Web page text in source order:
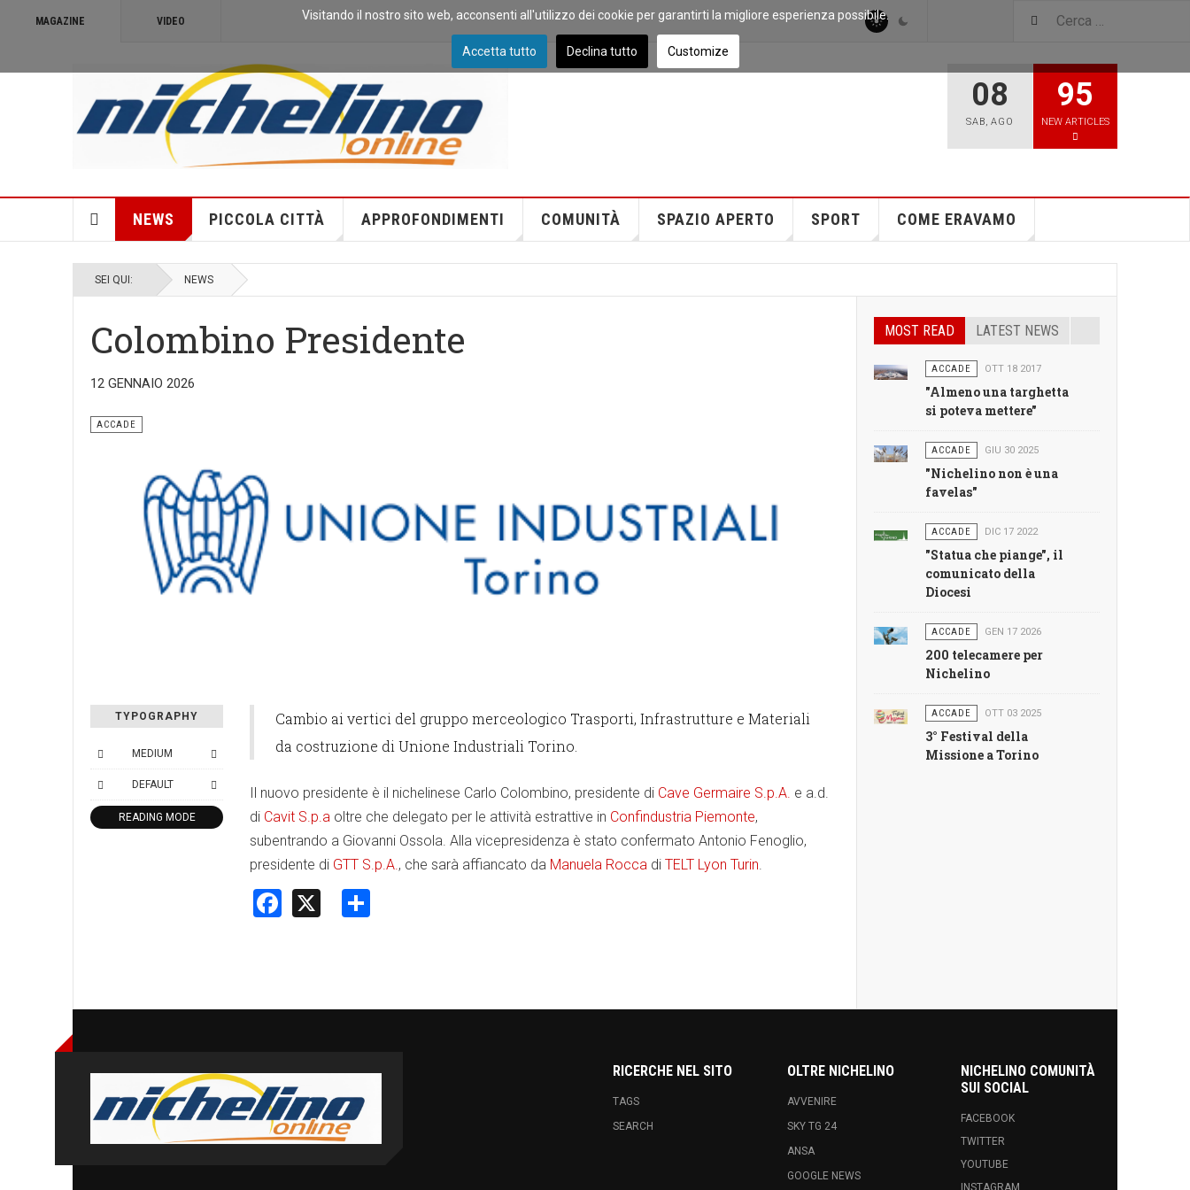
MAGAZINE VIDEO
08
SAB, AGO
95
NEW ARTICLES
NEWS PICCOLA CITTÀ APPROFONDIMENTI COMUNITÀ SPAZIO APERTO SPORT COME ERAVAMO
SEI QUI: NEWS
Colombino Presidente
12 GENNAIO 2026
ACCADE
TYPOGRAPHY
MEDIUM
DEFAULT
READING MODE
Cambio ai vertici del gruppo merceologico Trasporti, Infrastrutture e Materiali
da costruzione di Unione Industriali Torino.
Il nuovo presidente è il nichelinese Carlo Colombino, presidente di Cave Germaire S.p.A. e a.d.
di Cavit S.p.a oltre che delegato per le attività estrattive in Confindustria Piemonte,
subentrando a Giovanni Ossola. Alla vicepresidenza è stato confermato Antonio Fenoglio,
presidente di GTT S.p.A. , che sarà affiancato da Manuela Rocca di TELT Lyon Turin
Facebook
MOST READ LATEST NEWS
ACCADE OTT 18 2017
"Almeno una targhetta
si poteva mettere"
ACCADE GIU 30 2025
"Nichelino non è una
favelas"
ACCADE DIC 17 2022
"Statua che piange", il
comunicato della
Diocesi
ACCADE GEN 17 2026
200 telecamere per
Nichelino
ACCADE OTT 03 2025
3° Festival della
Missione a Torino
RICERCHE NEL SITO
TAGS
SEARCH
OLTRE NICHELINO
AVVENIRE
SKY TG 24
ANSA
GOOGLE NEWS
NICHELINO COMUNITÀ
SUI SOCIAL
FACEBOOK
TWITTER
YOUTUBE
Visitando il nostro sito web, acconsenti all'utilizzo dei cookie per garantirti la migliore esperienza possibile.
Accetta tutto Declina tutto Customize